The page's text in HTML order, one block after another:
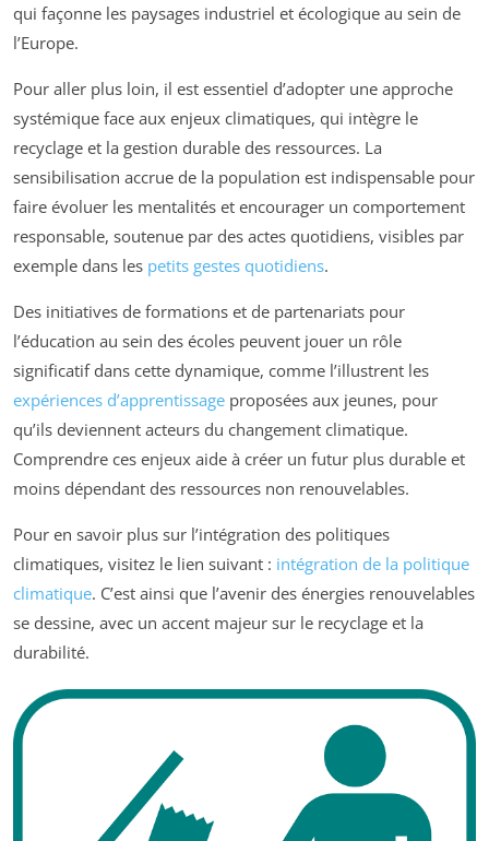
qui façonne les paysages industriel et écologique au sein de
l’Europe.
Pour aller plus loin, il est essentiel d’adopter une approche
systémique face aux enjeux climatiques, qui intègre le
recyclage et la gestion durable des ressources. La
sensibilisation accrue de la population est indispensable pour
faire évoluer les mentalités et encourager un comportement
responsable, soutenue par des actes quotidiens, visibles par
exemple dans les petits gestes quotidiens.
Des initiatives de formations et de partenariats pour
l’éducation au sein des écoles peuvent jouer un rôle
significatif dans cette dynamique, comme l’illustrent les
expériences d’apprentissage proposées aux jeunes, pour
qu’ils deviennent acteurs du changement climatique.
Comprendre ces enjeux aide à créer un futur plus durable et
moins dépendant des ressources non renouvelables.
Pour en savoir plus sur l’intégration des politiques
climatiques, visitez le lien suivant : intégration de la politique
climatique. C’est ainsi que l’avenir des énergies renouvelables
se dessine, avec un accent majeur sur le recyclage et la
durabilité.